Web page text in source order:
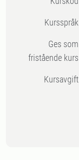
Kursspråk
Ges som
fristående kurs
Kursavgift